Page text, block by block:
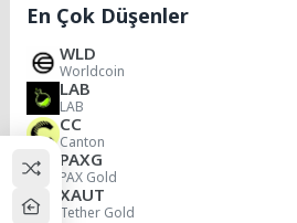
En Çok Düşenler
WLD
Worldcoin
LAB
LAB
CC
Canton
PAXG
PAX Gold
XAUT
Tether Gold